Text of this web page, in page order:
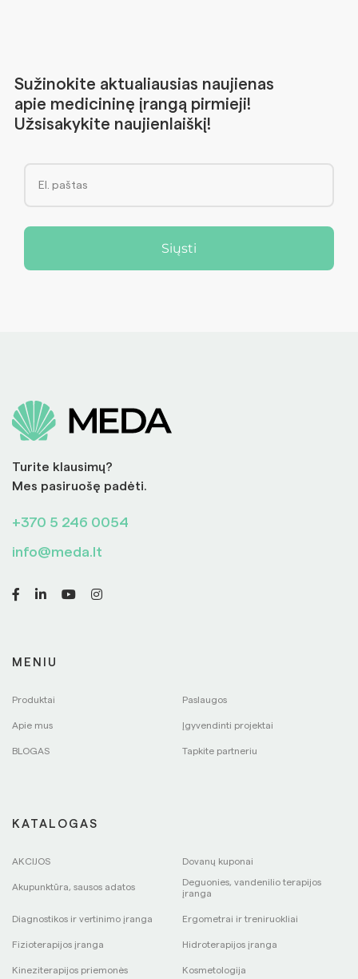
Sužinokite aktualiausias naujienas
apie medicininę įrangą pirmieji!
Užsisakykite naujienlaiškį!
Siųsti
Turite klausimų?
Mes pasiruošę padėti.
+370 5 246 0054
info@meda.lt
MENIU
Produktai Paslaugos
Apie mus Įgyvendinti projektai
BLOGAS Tapkite partneriu
KATALOGAS
AKCIJOS Dovanų kuponai
Akupunktūra, sausos adatos
Deguonies, vandenilio terapijos
įranga
Diagnostikos ir vertinimo įranga Ergometrai ir treniruokliai
Fizioterapijos įranga Hidroterapijos įranga
Kineziterapijos priemonės Kosmetologija